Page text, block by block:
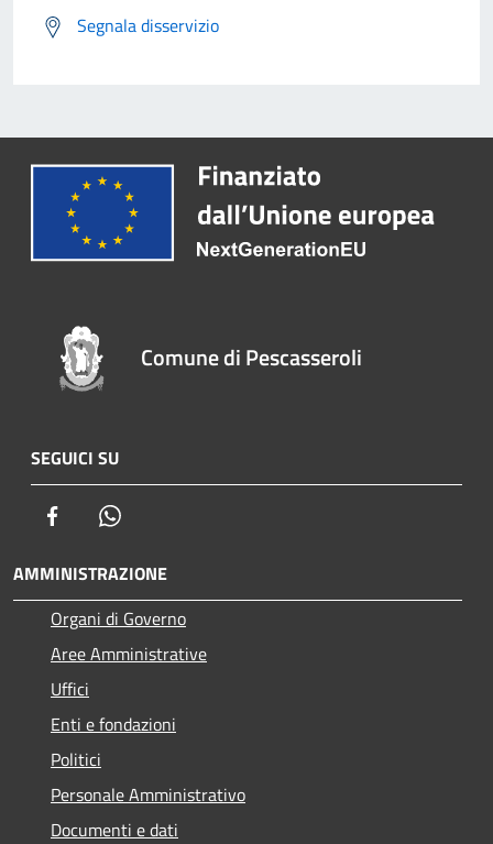
Segnala disservizio
Comune di Pescasseroli
SEGUICI SU
Facebook
AMMINISTRAZIONE
Organi di Governo
Aree Amministrative
Uffici
Enti e fondazioni
Politici
Personale Amministrativo
Documenti e dati